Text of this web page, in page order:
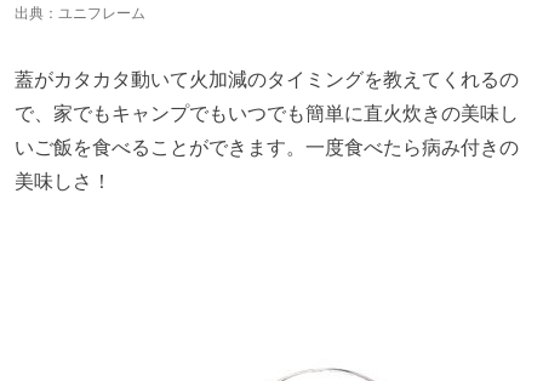
出典： ユニフレーム
蓋がカタカタ動いて火加減のタイミングを教えてくれるの
で、家でもキャンプでもいつでも簡単に直火炊きの美味し
いご飯を食べることができます。一度食べたら病み付きの
美味しさ！